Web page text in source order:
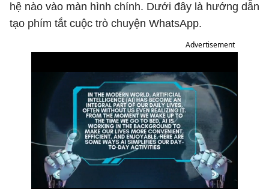
hệ nào vào màn hình chính. Dưới đây là hướng dẫn
tạo phím tắt cuộc trò chuyện WhatsApp.
Advertisement